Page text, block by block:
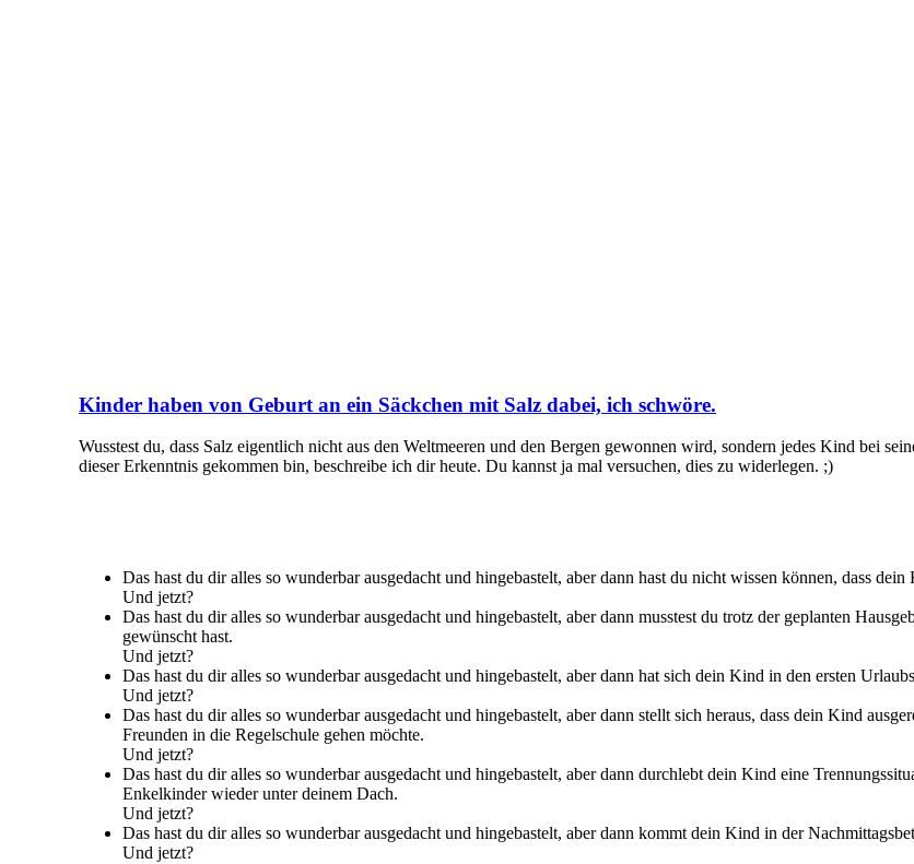
Kinder haben von Geburt an ein Säckchen mit Salz dabei, ich schwöre.
Wusstest du, dass Salz eigentlich nicht aus den Weltmeeren und den Bergen gewonnen wird, sondern jedes Kind bei
dieser Erkenntnis gekommen bin, beschreibe ich dir heute. Du kannst ja mal versuchen, dies zu widerlegen. ;)
Das hast du dir alles so wunderbar ausgedacht und hingebastelt, aber dann hast du nicht wissen können, dass
Und jetzt?
Das hast du dir alles so wunderbar ausgedacht und hingebastelt, aber dann musstest du trotz der geplanten
gewünscht hast.
Und jetzt?
Das hast du dir alles so wunderbar ausgedacht und hingebastelt, aber dann hat sich dein Kind in den ersten
Und jetzt?
Das hast du dir alles so wunderbar ausgedacht und hingebastelt, aber dann stellt sich heraus, dass dein Kind
Freunden in die Regelschule gehen möchte.
Und jetzt?
Das hast du dir alles so wunderbar ausgedacht und hingebastelt, aber dann durchlebt dein Kind eine
Enkelkinder wieder unter deinem Dach.
Und jetzt?
Das hast du dir alles so wunderbar ausgedacht und hingebastelt, aber dann kommt dein Kind in der
Und jetzt?